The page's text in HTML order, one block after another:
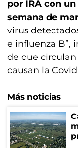
por IRA con
semana de
virus
e influenza B”,
de que
causan la
Más noticias